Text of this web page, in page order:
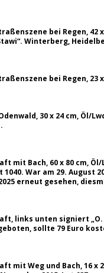
bei Regen, 42
Winterberg,
bei Regen, 23
30 x 24 cm, Öl/
.
mit Bach, 60 x 80 cm,
1040. War am 29. August
erneut gesehen,
links unten signiert „O.
sollte 79 Euro
mit Weg und Bach, 16